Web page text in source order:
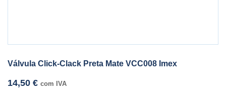
Válvula Click-Clack Preta Mate VCC008 Imex
14,50 € com IVA